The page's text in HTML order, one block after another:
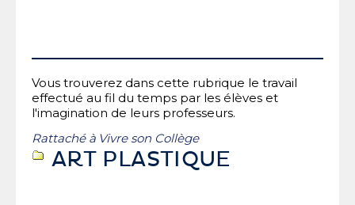
Vous trouverez dans cette rubrique le travail
effectué au fil du temps par les élèves et
l'imagination de leurs professeurs.
Rattaché à Vivre son Collège
ART PLASTIQUE